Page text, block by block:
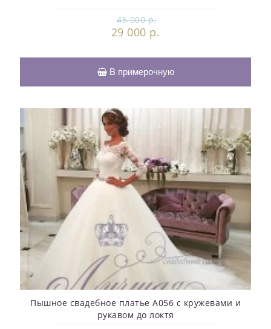
45 000 р.
29 000 р.
В примерочную
Пышное свадебное платье A056 с кружевами и
рукавом до локтя